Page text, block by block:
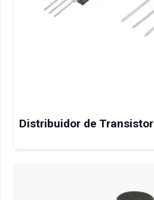
Distribuidor de Transistor